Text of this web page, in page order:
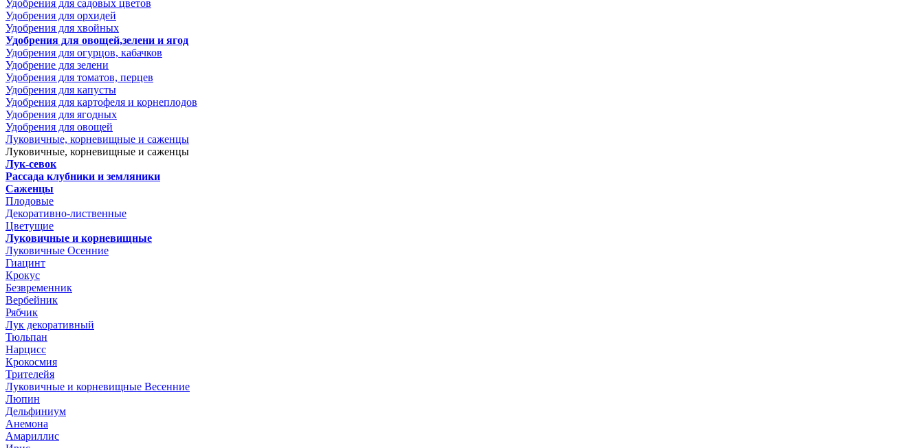
Удобрения для садовых цветов
Удобрения для орхидей
Удобрения для хвойных
Удобрения для овощей,зелени и ягод
Удобрения для огурцов, кабачков
Удобрение для зелени
Удобрения для томатов, перцев
Удобрения для капусты
Удобрения для картофеля и корнеплодов
Удобрения для ягодных
Удобрения для овощей
Луковичные, корневищные и саженцы
Луковичные, корневищные и саженцы
Лук-севок
Рассада клубники и земляники
Саженцы
Плодовые
Декоративно-лиственные
Цветущие
Луковичные и корневищные
Луковичные Осенние
Гиацинт
Крокус
Безвременник
Вербейник
Рябчик
Лук декоративный
Тюльпан
Нарцисс
Крокосмия
Трителейя
Луковичные и корневищные Весенние
Люпин
Дельфиниум
Анемона
Амариллис